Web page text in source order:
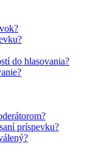
do hlasovania?
príspevku?